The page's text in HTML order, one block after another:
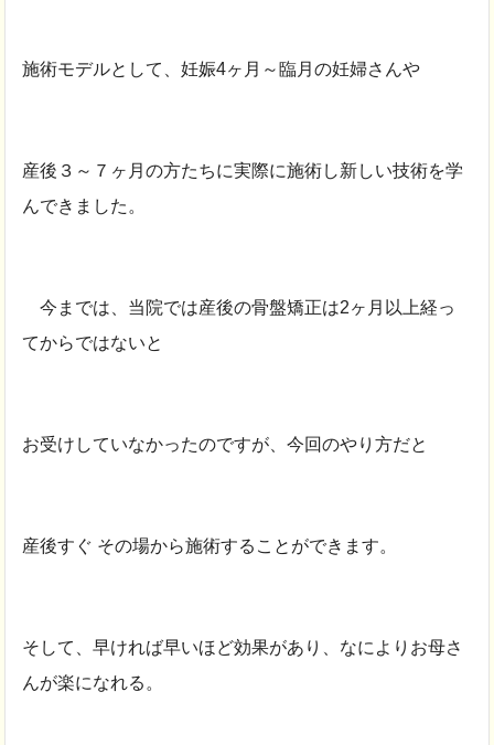
施術モデルとして、妊娠4ヶ月～臨月の妊婦さんや
産後３～７ヶ月の方たちに実際に施術し新しい技術を学
んできました。
今までは、当院では産後の骨盤矯正は2ヶ月以上経っ
てからではないと
お受けしていなかったのですが、今回のやり方だと
産後すぐ その場から施術することができます。
そして、早ければ早いほど効果があり、なによりお母さ
んが楽になれる。